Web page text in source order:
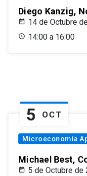
Diego Kanzig,
14 de Octubre
14:00 a 16:00
5 OCT
Microeconomía
Michael Best,
5 de Octubre de